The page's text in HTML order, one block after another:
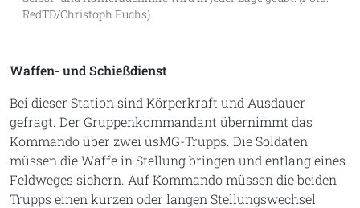
RedTD/Christoph Fuchs)
Waffen- und Schießdienst
Bei dieser Station sind Körperkraft und Ausdauer
gefragt. Der Gruppenkommandant übernimmt das
Kommando über zwei üsMG-Trupps. Die Soldaten
müssen die Waffe in Stellung bringen und entlang eines
Feldweges sichern. Auf Kommando müssen die beiden
Trupps einen kurzen oder langen Stellungswechsel